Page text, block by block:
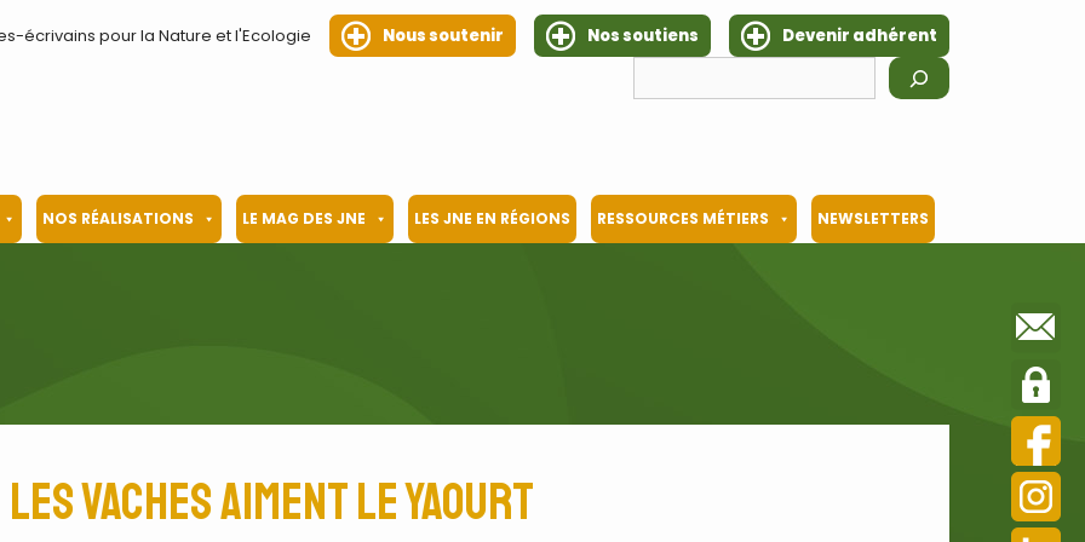
écrivains pour la Nature et l'Ecologie Nous soutenir Nos soutiens
Devenir adhérent
NOS RÉALISATIONS LE MAG DES JNE LES JNE EN RÉGIONS RESSOURCES MÉTIERS NEWSLETTERS
Les vaches aiment le yaourt